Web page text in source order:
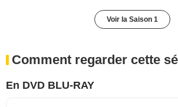
Voir la Saison 1
Comment regarder cette
En DVD BLU-RAY